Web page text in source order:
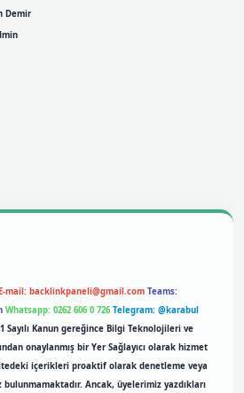
Demir
mail: backlinkpaneli@gmail.com Teams:
Whatsapp: 0262 606 0 726 Telegram: @karabul
Sayılı Kanun gereğince Bilgi Teknolojileri ve
onaylanmış bir Yer Sağlayıcı olarak hizmet
içerikleri proaktif olarak denetleme veya
Ancak, üyelerimiz yazdıkları